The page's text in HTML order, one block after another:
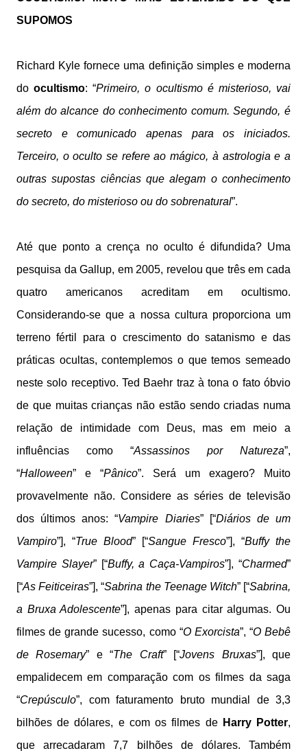
SUPOMOS
Richard Kyle fornece uma definição simples e moderna
doocultismo: “Primeiro, o ocultismo é misterioso, vai
além do alcance do conhecimento comum. Segundo, é
secreto e comunicado apenas para os iniciados.
Terceiro, o oculto se refere ao mágico, à astrologia e a
outras supostas ciências que alegam o conhecimento
do secreto, do misterioso ou do sobrenatural”.
Até que ponto a crença no oculto é difundida? Uma
pesquisa da Gallup, em 2005, revelou que três em cada
quatro americanos acreditam em ocultismo.
Considerando-se que a nossa cultura proporciona um
terreno fértil para o crescimento do satanismo e das
práticas ocultas, contemplemos o que temos semeado
neste solo receptivo. Ted Baehr traz à tona o fato óbvio
de que muitas crianças não estão sendo criadas numa
relação de intimidade com Deus, mas em meio a
influências como “Assassinos por Natureza”,
“Halloween” e “Pânico”. Será um exagero? Muito
provavelmente não. Considere as séries de televisão
dos últimos anos: “Vampire Diaries” [“Diários de um
Vampiro”], “True Blood” [“Sangue Fresco”], “Buffy the
Vampire Slayer” [“Buffy, a Caça-Vampiros”], “Charmed”
[“As Feiticeiras”], “Sabrina the Teenage Witch” [“Sabrina,
a Bruxa Adolescente”], apenas para citar algumas. Ou
filmes de grande sucesso, como “O Exorcista”, “O Bebê
de Rosemary” e “The Craft” [“Jovens Bruxas”], que
empalidecem em comparação com os filmes da saga
“Crepúsculo”, com faturamento bruto mundial de 3,3
bilhões de dólares, e com os filmes de Harry Potter,
que arrecadaram 7,7 bilhões de dólares. Também